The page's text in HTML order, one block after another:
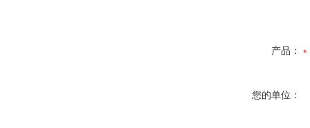
产品：
您的单位：